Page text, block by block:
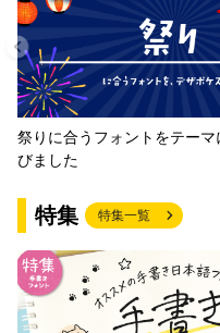
祭りに合うフォントをテーマ
びました
特集 特集一覧